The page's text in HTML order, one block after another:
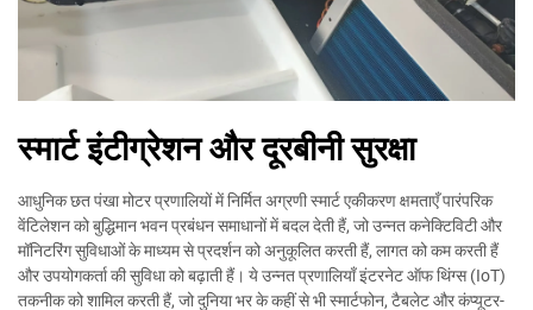
स्मार्ट इंटीग्रेशन और दूरबीनी सुरक्षा
आधुनिक छत पंखा मोटर प्रणालियों में निर्मित अग्रणी स्मार्ट एकीकरण क्षमताएँ पारंपरिक
वेंटिलेशन को बुद्धिमान भवन प्रबंधन समाधानों में बदल देती हैं, जो उन्नत कनेक्टिविटी और
मॉनिटरिंग सुविधाओं के माध्यम से प्रदर्शन को अनुकूलित करती हैं, लागत को कम करती हैं
और उपयोगकर्ता की सुविधा को बढ़ाती हैं। ये उन्नत प्रणालियाँ इंटरनेट ऑफ थिंग्स (IoT)
तकनीक को शामिल करती हैं, जो दुनिया भर के कहीं से भी स्मार्टफोन, टैबलेट और कंप्यूटर-